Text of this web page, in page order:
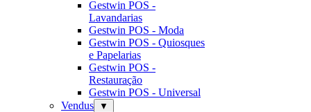
Gestwin POS -
Lavandarias
Gestwin POS - Moda
Gestwin POS - Quiosques
e Papelarias
Gestwin POS -
Restauração
Gestwin POS - Universal
Vendus
▼